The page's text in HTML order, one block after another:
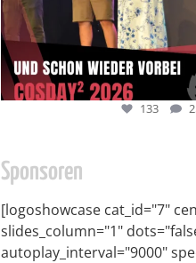
133
Sponsoren
[logoshowcase cat_id="7"
slides_column="1"
autoplay_interval="9000"